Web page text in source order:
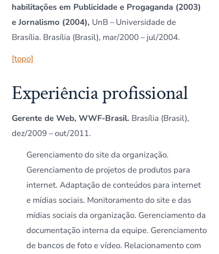
habilitações em Publicidade e Progaganda (2003)
e Jornalismo (2004), UnB – Universidade de
Brasília. Brasília (Brasil), mar/2000 – jul/2004.
[topo]
Experiência profissional
Gerente de Web, WWF-Brasil. Brasília (Brasil),
dez/2009 – out/2011.
Gerenciamento do site da organização.
Gerenciamento de projetos de produtos para
internet. Adaptação de conteúdos para internet
e mídias sociais. Monitoramento do site e das
mídias sociais da organização. Gerenciamento da
documentação interna da equipe. Gerenciamento
de bancos de foto e vídeo. Relacionamento com